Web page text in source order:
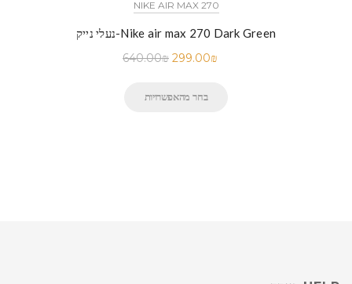
NIKE AIR MAX 270
נעלי נייק-Nike air max 270 Dark Green
640.00₪ 299.00₪
בחר מהאפשרויות